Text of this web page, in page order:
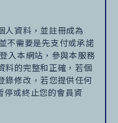
人資料，並註冊成為
不需要是先支付或承諾
入本網站，參與本服務
料的完整和正確，若個
錄修改，若您提供任何
停或終止您的會員資